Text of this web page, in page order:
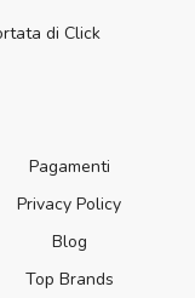
di Click
Pagamenti
Privacy Policy
Blog
Top Brands